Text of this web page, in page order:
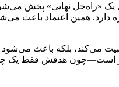
«راه‌حل نهایی» پخش
دارد. همین اعتماد باعث
می‌کند، بلکه باعث
است—چون هدفش فقط یک